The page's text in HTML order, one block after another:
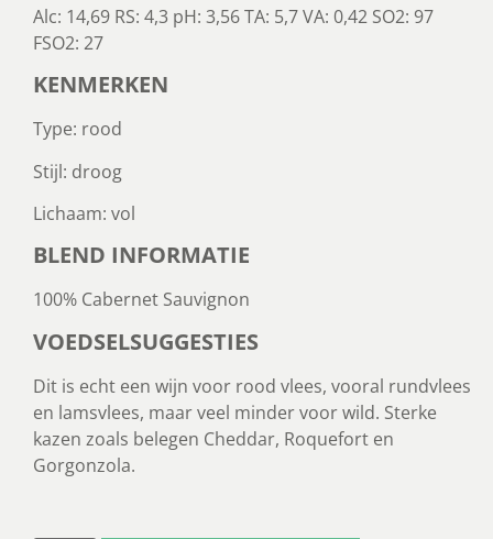
Alc: 14,69 RS: 4,3 pH: 3,56 TA: 5,7 VA: 0,42 SO2: 97
FSO2: 27
KENMERKEN
Type: rood
Stijl: droog
Lichaam: vol
BLEND INFORMATIE
100% Cabernet Sauvignon
VOEDSELSUGGESTIES
Dit is echt een wijn voor rood vlees, vooral rundvlees
en lamsvlees, maar veel minder voor wild. Sterke
kazen zoals belegen Cheddar, Roquefort en
Gorgonzola.